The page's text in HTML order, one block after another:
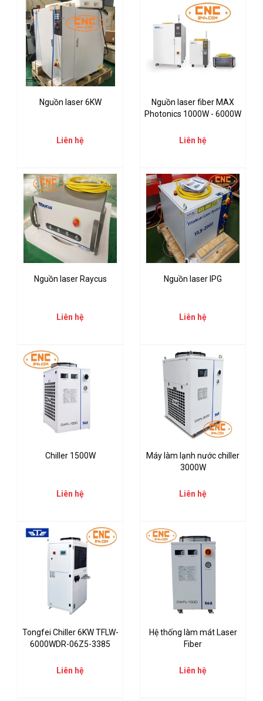
Nguồn laser 6KW
Liên hệ
Nguồn laser fiber MAX
Photonics 1000W - 6000W
Liên hệ
Nguồn laser Raycus
Liên hệ
Nguồn laser IPG
Liên hệ
Chiller 1500W
Liên hệ
Máy làm lạnh nước chiller
3000W
Liên hệ
Tongfei Chiller 6KW TFLW-
6000WDR-06Z5-3385
Liên hệ
Hệ thống làm mát Laser
Fiber
Liên hệ